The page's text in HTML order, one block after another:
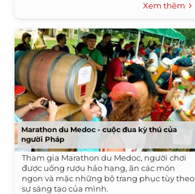
Xem thêm
Marathon du Medoc - cuộc đua kỳ thú của
người Pháp
Tham gia Marathon du Medoc, người chơi
được uống rượu hảo hạng, ăn các món
ngon và mặc những bộ trang phục tùy theo
sự sáng tạo của mình.